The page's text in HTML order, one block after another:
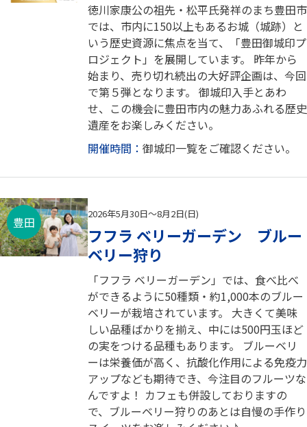
徳川家康公の祖先・松平氏発祥のまち豊田市
では、市内に150以上もあるお城（城跡）と
いう歴史資源に焦点を当て、「豊田御城印プ
ロジェクト」を展開しています。 昨年から
始まり、売り切れ続出の大好評企画は、今回
で第５弾となります。 御城印入手とあわ
せ、この機会に豊田市内の魅力あふれる歴史
遺産をお楽しみください。
開催時間： 御城印一覧をご確認ください。
豊田
2026年5月30日～8月2日(日)
フフラ ベリーガーデン ブルー
ベリー狩り
「フフラ ベリーガーデン」では、食べ比べ
ができるように50種類・約1,000本のブルー
ベリーが栽培されています。 大きくて美味
しい品種ばかりを揃え、中には500円玉ほど
の実をつける品種もあります。 ブルーベリ
ーは栄養価が高く、抗酸化作用による免疫力
アップなども期待でき、今注目のフルーツな
んですよ！ カフェも併設しておりますの
で、ブルーベリー狩りのあとは自慢の手作り